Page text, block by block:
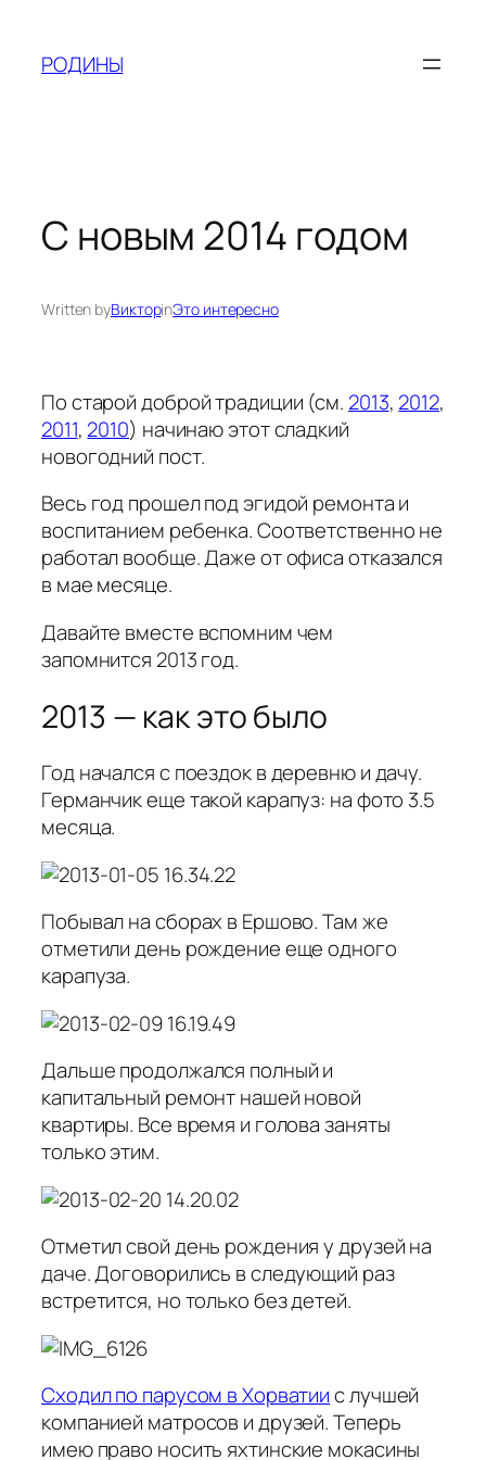
content
РОДИНЫ
С новым 2014 годом
Written byВикторinЭто интересно
По старой доброй традиции (см. 2013, 2012,
2011, 2010) начинаю этот сладкий
новогодний пост.
Весь год прошел под эгидой ремонта и
воспитанием ребенка. Соответственно не
работал вообще. Даже от офиса отказался
в мае месяце.
Давайте вместе вспомним чем
запомнится 2013 год.
2013 — как это было
Год начался с поездок в деревню и дачу.
Германчик еще такой карапуз: на фото 3.5
месяца.
Побывал на сборах в Ершово. Там же
отметили день рождение еще одного
карапуза.
Дальше продолжался полный и
капитальный ремонт нашей новой
квартиры. Все время и голова заняты
только этим.
Отметил свой день рождения у друзей на
даче. Договорились в следующий раз
встретится, но только без детей.
Сходил по парусом в Хорватиис лучшей
компанией матросов и друзей. Теперь
имею право носить яхтинские мокасины